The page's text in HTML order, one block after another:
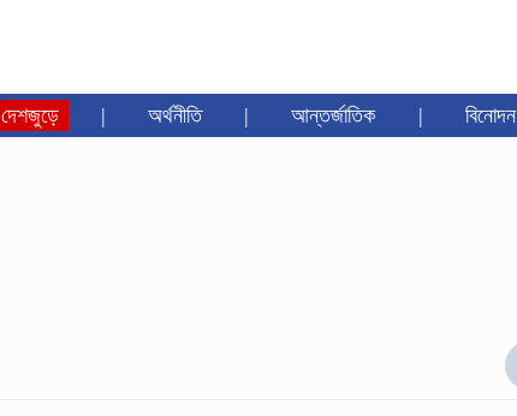
দেশজুড়ে | অর্থনীতি | আন্তর্জাতিক | বিনোদন